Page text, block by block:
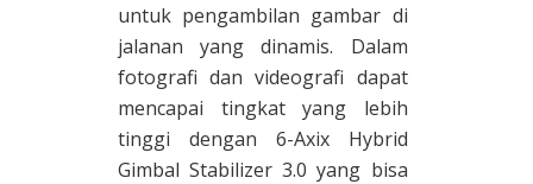
untuk pengambilan gambar di
jalanan yang dinamis. Dalam
fotografi dan videografi dapat
mencapai tingkat yang lebih
tinggi dengan 6-Axix Hybrid
Gimbal Stabilizer 3.0 yang bisa